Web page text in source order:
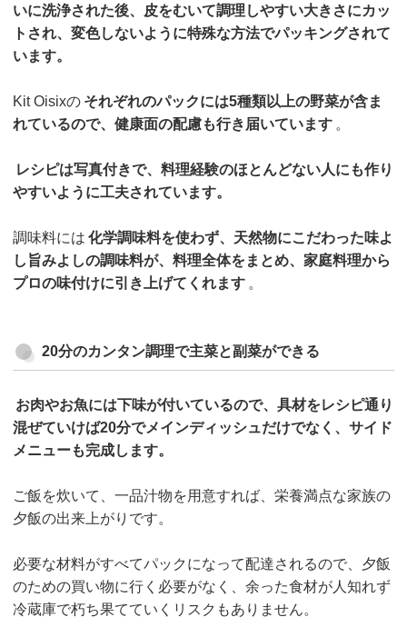
いに洗浄された後、皮をむいて調理しやすい大きさにカッ
トされ、変色しないように特殊な方法でパッキングされて
います。
Kit Oisixの それぞれのパックには5種類以上の野菜が含ま
れているので、健康面の配慮も行き届いています 。
レシピは写真付きで、料理経験のほとんどない人にも作り
やすいように工夫されています。
調味料には 化学調味料を使わず、天然物にこだわった味よ
し旨みよしの調味料が、料理全体をまとめ、家庭料理から
プロの味付けに引き上げてくれます 。
20分のカンタン調理で主菜と副菜ができる
お肉やお魚には下味が付いているので、具材をレシピ通り
混ぜていけば20分でメインディッシュだけでなく、サイド
メニューも完成します。
ご飯を炊いて、一品汁物を用意すれば、栄養満点な家族の
夕飯の出来上がりです。
必要な材料がすべてパックになって配達されるので、夕飯
のための買い物に行く必要がなく、余った食材が人知れず
冷蔵庫で朽ち果てていくリスクもありません。